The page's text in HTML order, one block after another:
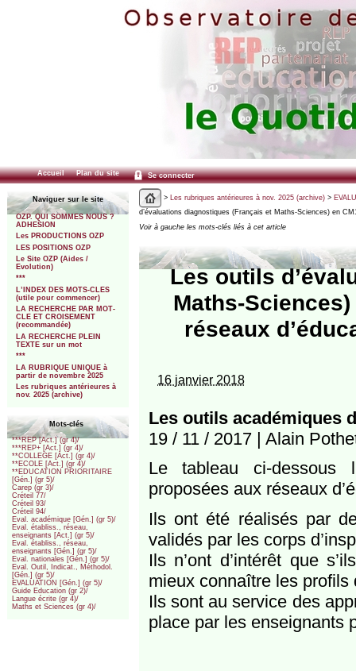
Accueil Plan du site Se connecter
Naviguer sur le site
OZP. QUI SOMMES NOUS ?
ADHESION
Les PRODUCTIONS OZP
LES POSITIONS OZP
Le Site OZP (Aides /
Evolution)
***
L’INDEX DES MOTS-CLES
(utile pour commencer)
LA RECHERCHE PAR MOT-
CLE ET CROISEMENT
(recommandée)
LA RECHERCHE PLEIN
TEXTE sur un mot
***
LA RUBRIQUE UNIQUE à
partir de novembre 2025
Les rubriques antérieures à
nov. 2025 (archive)
Mots-clés
***REP [Act.] (gr 4)/
***REP+ [Act.] (gr 4)/
**COLLEGE [Act.] (gr 4)/
**ECOLE [Act.] (gr 4)/
**EDUCATION PRIORITAIRE
[Gén.] (gr 5)/
Carep (gr 3)/
Créteil 77/
Créteil 93/
Créteil 94/
Eval. académique [Gén.] (gr 5)/
Eval. établiss., réseau,
enseignants [Act.] (gr 5)/
Eval. établiss., réseau,
enseignants [Gén.] (gr 5)/
Eval. nationales [Gén.] (gr 5)/
Eval. Outil, Indicat., Méthodol.
[Gén.] (gr 5)/
EVALUATION [Gén.] (gr 5)/
Guide Education (gr 2)/
Langue écrite (gr 4)/
Maths et Sciences (gr 4)/
> Les rubriques antérieures à nov. 2025 (archive)>
d’évaluations diagnostiques (Français et Maths-Sciences) en
Voir à gauche les mots-clés liés à cet article
Les outils
Maths-
réseaux
16 janvier 2018
Les outils académiques
19 / 11 / 2017 | Alain
Le tableau ci-dessous
proposées aux réseaux
Ils ont été réalisés par
validés par les corps
Ils n’ont d’intérêt que
mieux connaître les
Ils sont au service des
place par les enseignants